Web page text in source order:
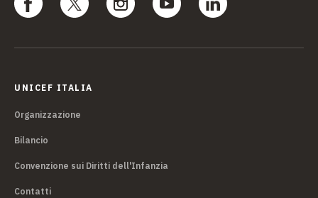
UNICEF ITALIA
Organizzazione
Bilancio
Convenzione sui Diritti dell'Infanzia
Contatti